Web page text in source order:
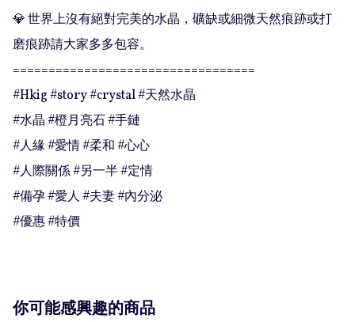
💎 世界上沒有絕對完美的水晶，礦缺或細微天然痕跡或打
磨痕跡請大家多多包容。
==================================
#Hkig #story #crystal #天然水晶
#水晶 #橙月亮石 #手鏈
#人緣 #愛情 #柔和 #心心
#人際關係 #另一半 #定情
#備孕 #愛人 #夫妻 #內分泌
#優惠 #特價
你可能感興趣的商品